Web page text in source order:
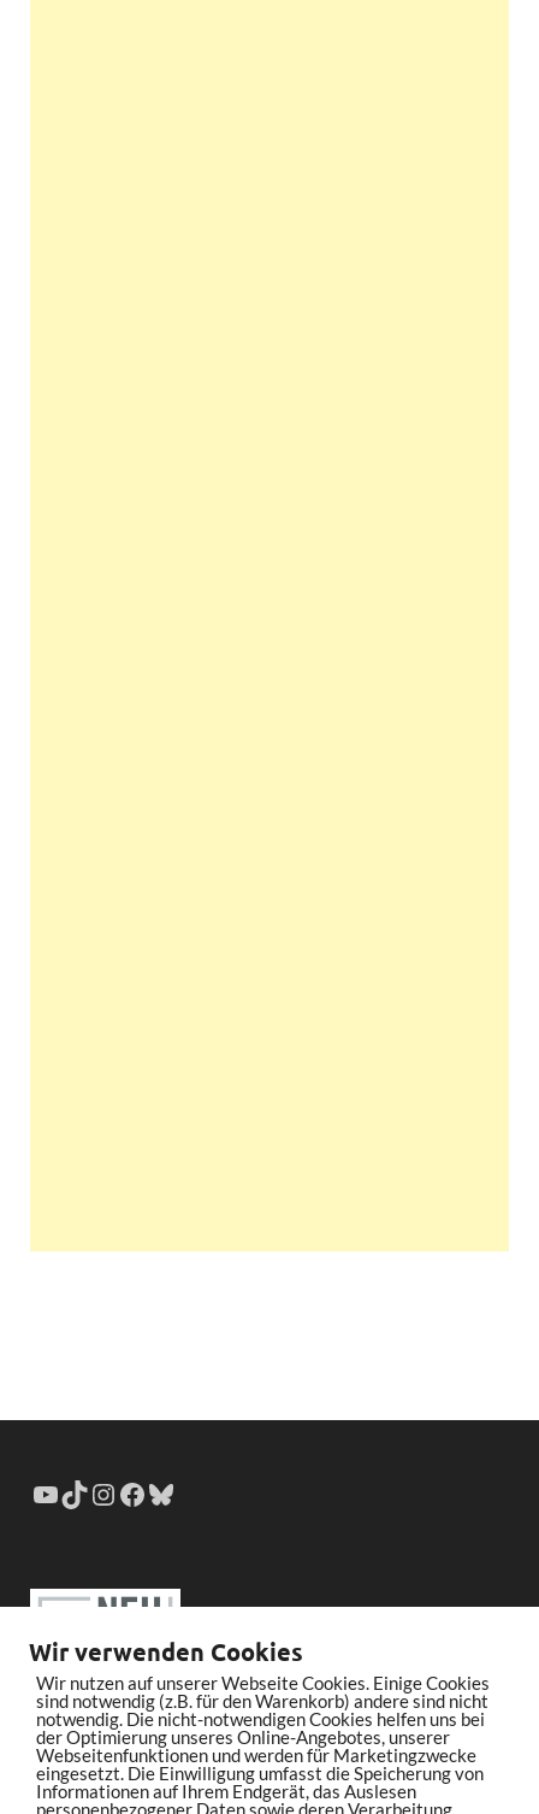
Wir verwenden Cookies
Wir nutzen auf unserer Webseite Cookies. Einige Cookies
sind notwendig (z.B. für den Warenkorb) andere sind nicht
notwendig. Die nicht-notwendigen Cookies helfen uns bei
der Optimierung unseres Online-Angebotes, unserer
Webseitenfunktionen und werden für Marketingzwecke
eingesetzt. Die Einwilligung umfasst die Speicherung von
Informationen auf Ihrem Endgerät, das Auslesen
personenbezogener Daten sowie deren Verarbeitung.